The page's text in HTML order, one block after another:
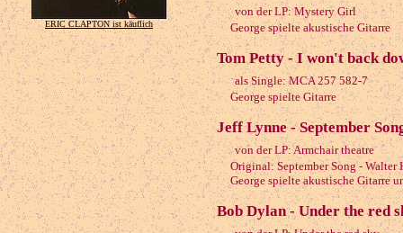
ERIC CLAPTON ist käuflich
von der LP: Mystery Girl
George spielte akustische Gitarre
Tom Petty - I won't back
als Single: MCA 257 582-7
George spielte Gitarre
Jeff Lynne - September
von der LP: Armchair theatre
Original: September Song - Walter
George spielte akustische Gitarre
Bob Dylan - Under the red